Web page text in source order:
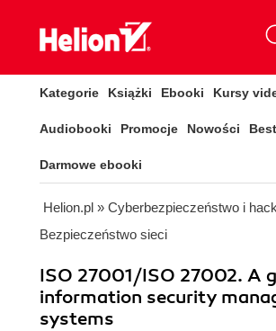
Kategorie Książki Ebooki Kursy
Audiobooki Promocje Nowości
Darmowe ebooki
Helion.pl » Cyberbezpieczeństwo i
Bezpieczeństwo sieci
ISO 27001/ISO 27002. A
information security
systems